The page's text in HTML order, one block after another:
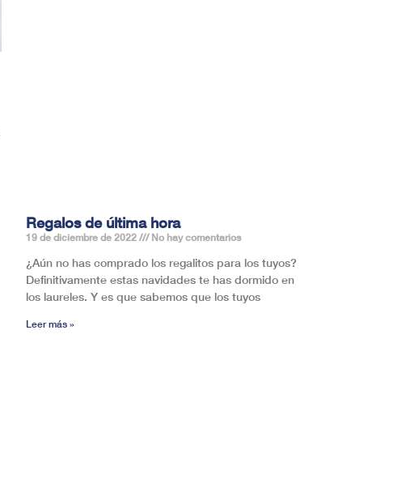
Regalos de última hora
19 de diciembre de 2022 No hay comentarios
¿Aún no has comprado los regalitos para los tuyos?
Definitivamente estas navidades te has dormido en
los laureles. Y es que sabemos que los tuyos
Leer más »